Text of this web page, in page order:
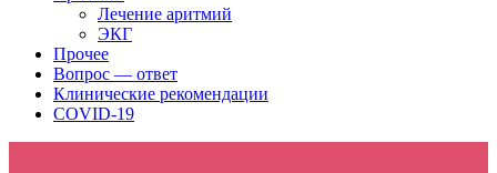
Лечение аритмий
ЭКГ
Прочее
Вопрос — ответ
Клинические рекомендации
COVID-19